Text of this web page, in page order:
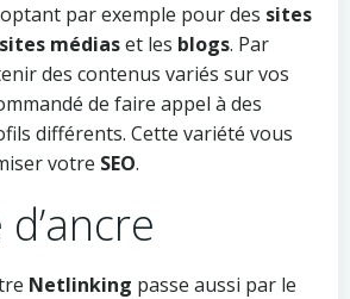
par exemple pour des sites
sites médiaset les blogs. Par
des contenus variés sur vos
de faire appel à des
différents. Cette variété vous
votre SEO.
Netlinking passe aussi par le